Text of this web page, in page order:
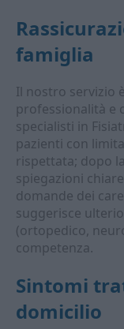
famiglia
Il nostro servizio
professionalità e
specialisti in
pazienti con
rispettata; dopo
spiegazioni
domande dei
suggerisce
(ortopedico,
competenza.
Sintomi
domicilio